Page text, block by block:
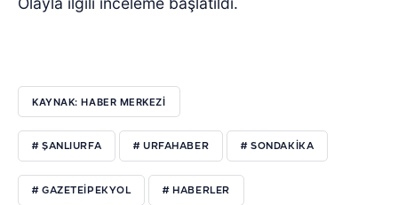
KAYNAK: HABER MERKEZI
# ŞANLIURFA # URFAHABER # SONDAKIKA
# GAZETEIPEKYOL # HABERLER